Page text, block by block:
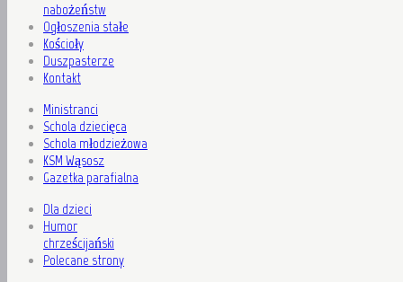
nabożeństw
Ogłoszenia stałe
Kościoły
Duszpasterze
Kontakt
Ministranci
Schola dziecięca
Schola młodzieżowa
KSM Wąsosz
Gazetka parafialna
Dla dzieci
Humor
chrześcijański
Polecane strony